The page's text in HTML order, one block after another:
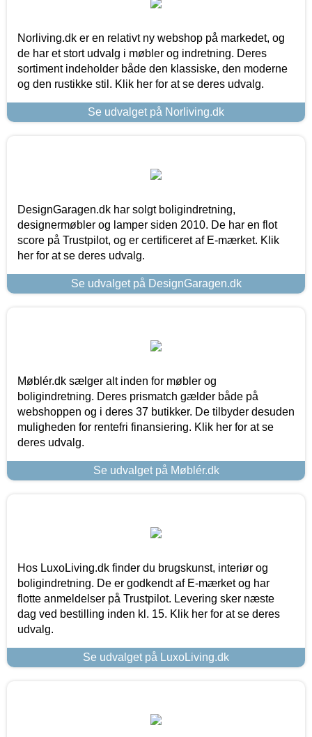
Norliving.dk er en relativt ny webshop på markedet, og
de har et stort udvalg i møbler og indretning. Deres
sortiment indeholder både den klassiske, den moderne
og den rustikke stil. Klik her for at se deres udvalg.
Se udvalget på Norliving.dk
DesignGaragen.dk har solgt boligindretning,
designermøbler og lamper siden 2010. De har en flot
score på Trustpilot, og er certificeret af E-mærket. Klik
her for at se deres udvalg.
Se udvalget på DesignGaragen.dk
Møblér.dk sælger alt inden for møbler og
boligindretning. Deres prismatch gælder både på
webshoppen og i deres 37 butikker. De tilbyder desuden
muligheden for rentefri finansiering. Klik her for at se
deres udvalg.
Se udvalget på Møblér.dk
Hos LuxoLiving.dk finder du brugskunst, interiør og
boligindretning. De er godkendt af E-mærket og har
flotte anmeldelser på Trustpilot. Levering sker næste
dag ved bestilling inden kl. 15. Klik her for at se deres
udvalg.
Se udvalget på LuxoLiving.dk